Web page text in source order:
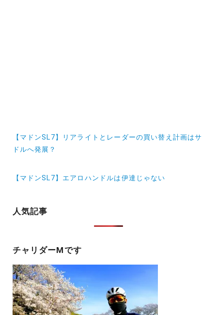
稿
ビ
ー
ョ
ン
【マドンSL7】リアライトとレーダーの買い替え計画はサ
ドルへ発展？
【マドンSL7】エアロハンドルは伊達じゃない
人気記事
チャリダーMです